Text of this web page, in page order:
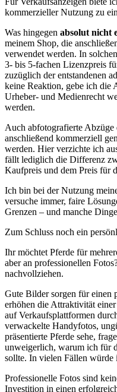
kommerzieller Nutzung zu
Was hingegen absolut nicht
meinem Shop, die
verwendet werden. In
3- bis 5-fachen Lizenzpreis
zuzüglich der entstandenen
keine Reaktion, gebe ich die
Urheber- und Medienrecht
werden.
Auch abfotografierte
anschließend kommerziell
werden. Hier verzichte ich
fällt lediglich die Differenz
Kaufpreis und dem Preis für
Ich bin bei der Nutzung
versuche immer, faire
Grenzen – und manche
Zum Schluss noch ein
Ihr möchtet Pferde für
aber an professionellen
nachvollziehen.
Gute Bilder sorgen für einen
erhöhen die Attraktivität
auf Verkaufsplattformen
verwackelte Handyfotos,
präsentierte Pferde sehe,
unweigerlich, warum ich für
sollte. In vielen Fällen würde
Professionelle Fotos sind
Investition in einen